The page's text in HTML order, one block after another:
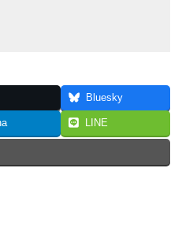
Bluesky
LINE